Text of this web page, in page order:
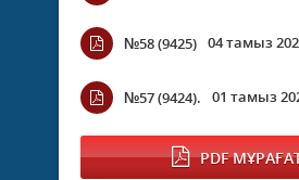
№58 (9425) 04 тамыз
№57 (9424). 01 тамыз
PDF